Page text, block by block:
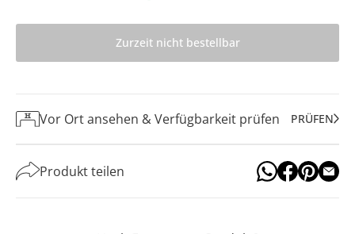
Zurzeit nicht bestellbar
Vor Ort ansehen & Verfügbarkeit prüfen PRÜFEN
Produkt teilen